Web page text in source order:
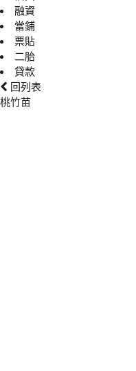
融資
當鋪
票貼
二胎
貸款
回列表
桃竹苗